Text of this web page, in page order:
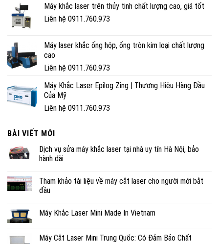
Máy khắc laser trên thủy tinh chất lượng cao, giá tốt
Liên hệ 0911.760.973
Máy laser khắc ống hộp, ống tròn kim loại chất lượng
cao
Liên hệ 0911.760.973
Máy Khắc Laser Epilog Zing | Thương Hiệu Hàng Đầu
Của Mỹ
Liên hệ 0911.760.973
BÀI VIẾT MỚI
Dịch vụ sửa máy khắc laser tại nhà uy tín Hà Nội, bảo
hành dài
Tham khảo tài liệu về máy cắt laser cho người mới bắt
đầu
Máy Khắc Laser Mini Made In Vietnam
Máy Cắt Laser Mini Trung Quốc: Có Đảm Bảo Chất